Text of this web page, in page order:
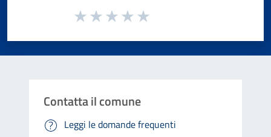
Valuta da 1 a 5 stelle la pagina
Contatta il comune
Leggi le domande frequenti